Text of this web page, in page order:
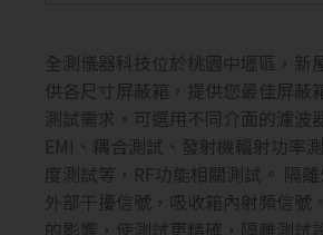
全測儀器科技位於桃園中壢區，新
供各尺寸屏蔽箱，提供您最佳屏蔽
測試需求，可選用不同介面的濾波
EMI、耦合測試、發射機輻射功率
度測試等，RF功能相關測試。 隔
外部干擾信號，吸收箱內射頻信號
的影響，使測試更精確，隔離測試